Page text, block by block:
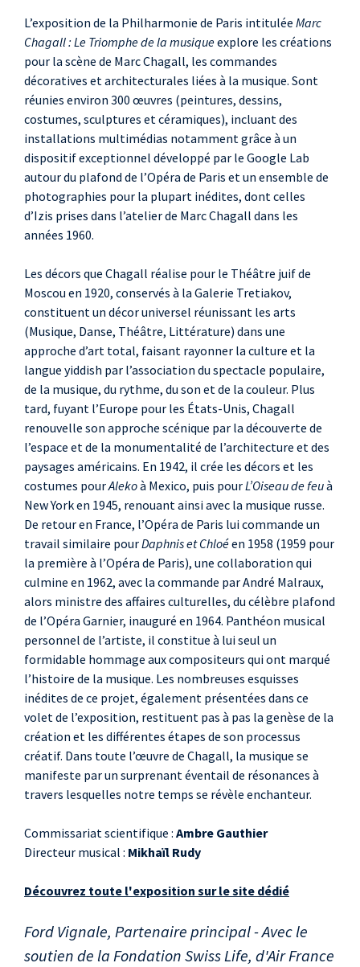
L’exposition de la Philharmonie de Paris intitulée Marc
Chagall : Le Triomphe de la musiqueexplore les créations
pour la scène de Marc Chagall, les commandes
décoratives et architecturales liées à la musique. Sont
réunies environ 300 œuvres (peintures, dessins,
costumes, sculptures et céramiques), incluant des
installations multimédias notamment grâce à un
dispositif exceptionnel développé par le Google Lab
autour du plafond de l’Opéra de Paris et un ensemble de
photographies pour la plupart inédites, dont celles
d’Izis prises dans l’atelier de Marc Chagall dans les
années 1960.
Les décors que Chagall réalise pour le Théâtre juif de
Moscou en 1920, conservés à la Galerie Tretiakov,
constituent un décor universel réunissant les arts
(Musique, Danse, Théâtre, Littérature) dans une
approche d’art total, faisant rayonner la culture et la
langue yiddish par l’association du spectacle populaire,
de la musique, du rythme, du son et de la couleur. Plus
tard, fuyant l’Europe pour les États-Unis, Chagall
renouvelle son approche scénique par la découverte de
l’espace et de la monumentalité de l’architecture et des
paysages américains. En 1942, il crée les décors et les
costumes pourAlekoà Mexico, puis pourL’Oiseau de feuà
New York en 1945, renouant ainsi avec la musique russe.
De retour en France, l’Opéra de Paris lui commande un
travail similaire pourDaphnis et Chloéen 1958 (1959 pour
la première à l’Opéra de Paris), une collaboration qui
culmine en 1962, avec la commande par André Malraux,
alors ministre des affaires culturelles, du célèbre plafond
de l’Opéra Garnier, inauguré en 1964. Panthéon musical
personnel de l’artiste, il constitue à lui seul un
formidable hommage aux compositeurs qui ont marqué
l’histoire de la musique. Les nombreuses esquisses
inédites de ce projet, également présentées dans ce
volet de l’exposition, restituent pas à pas la genèse de la
création et les différentes étapes de son processus
créatif. Dans toute l’œuvre de Chagall, la musique se
manifeste par un surprenant éventail de résonances à
travers lesquelles notre temps se révèle enchanteur.
Commissariat scientifique : Ambre Gauthier
Directeur musical : Mikhaïl Rudy
Découvrez toute l'exposition sur le site dédié
Ford Vignale, Partenaire principal - Avec le
soutien de la Fondation Swiss Life, d'Air France